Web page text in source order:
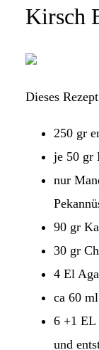
Kirsch
Dieses
250 gr
je 50 gr
nur
90 gr
30 gr
4 El
ca 60
6 +1 EL
und